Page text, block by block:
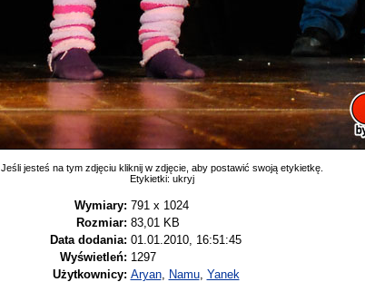
Jeśli jesteś na tym zdjęciu kliknij w zdjęcie, aby postawić swoją etykietkę.
Etykietki: ukryj
Wymiary: 791 x 1024
Rozmiar: 83,01 KB
Data dodania: 01.01.2010, 16:51:45
Wyświetleń: 1297
Użytkownicy: Aryan, Namu, Yanek